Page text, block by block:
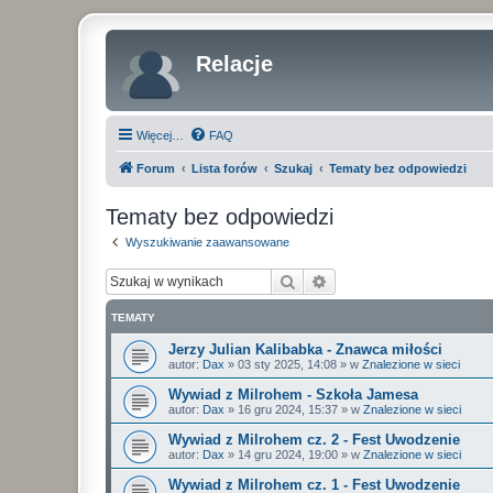
Relacje
Więcej… FAQ
Forum Lista forów Szukaj Tematy bez odpowiedzi
Tematy bez odpowiedzi
Wyszukiwanie zaawansowane
Szukaj
TEMATY
Jerzy Julian Kalibabka - Znawca miłości
autor: Dax » 03 sty 2025, 14:08 » w Znalezione w sieci
Wywiad z Milrohem - Szkoła Jamesa
autor: Dax » 16 gru 2024, 15:37 » w Znalezione w sieci
Wywiad z Milrohem cz. 2 - Fest Uwodzenie
autor: Dax » 14 gru 2024, 19:00 » w Znalezione w sieci
Wywiad z Milrohem cz. 1 - Fest Uwodzenie